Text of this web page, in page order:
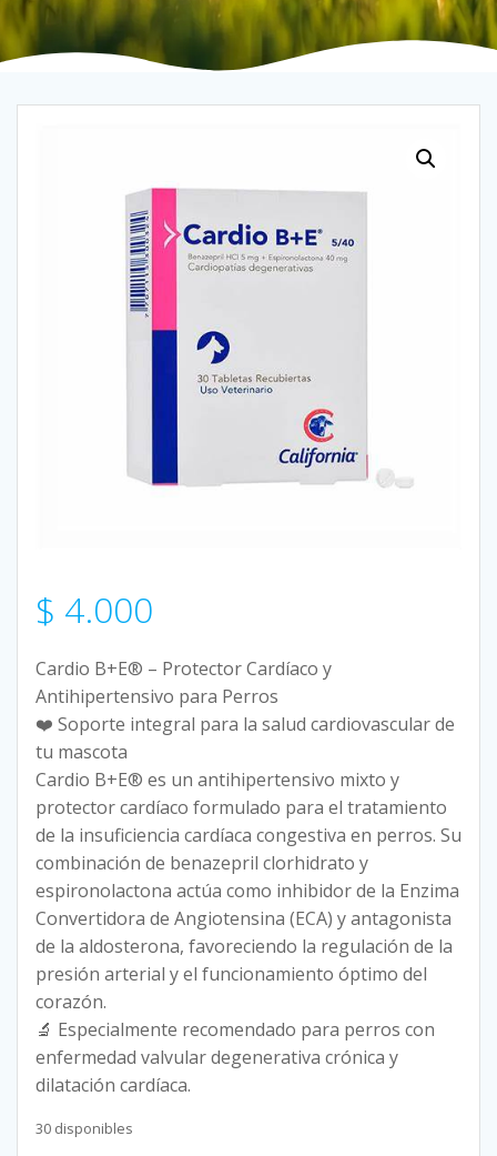
$ 4.000
Cardio B+E® – Protector Cardíaco y
Antihipertensivo para Perros
❤️ Soporte integral para la salud cardiovascular de
tu mascota
Cardio B+E® es un antihipertensivo mixto y
protector cardíaco formulado para el tratamiento
de la insuficiencia cardíaca congestiva en perros. Su
combinación de benazepril clorhidrato y
espironolactona actúa como inhibidor de la Enzima
Convertidora de Angiotensina (ECA) y antagonista
de la aldosterona, favoreciendo la regulación de la
presión arterial y el funcionamiento óptimo del
corazón.
🔬 Especialmente recomendado para perros con
enfermedad valvular degenerativa crónica y
dilatación cardíaca.
30 disponibles